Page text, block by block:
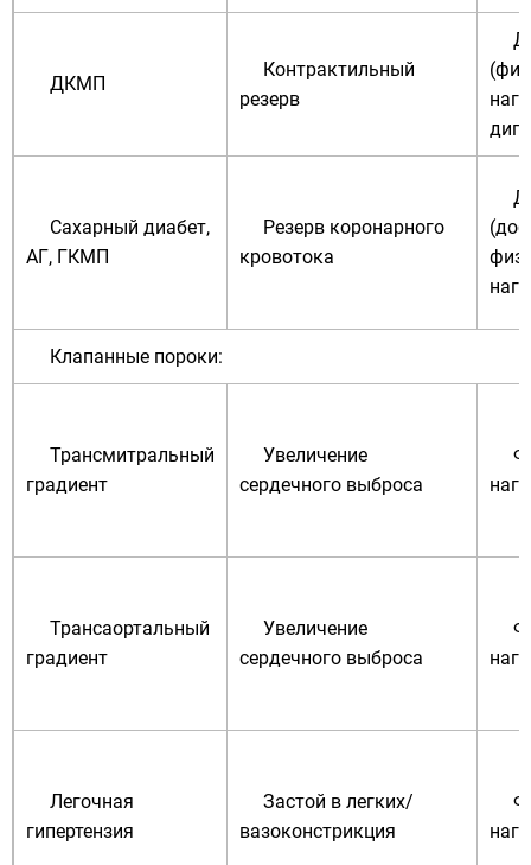
ДКМП
Контрактильный
резерв
Сахарный диабет,
АГ, ГКМП
Резерв коронарного
кровотока
Клапанные пороки:
Трансмитральный
градиент
Увеличение
сердечного выброса
Трансаортальный
градиент
Увеличение
сердечного выброса
Легочная
гипертензия
Застой в легких/
вазоконстрикция